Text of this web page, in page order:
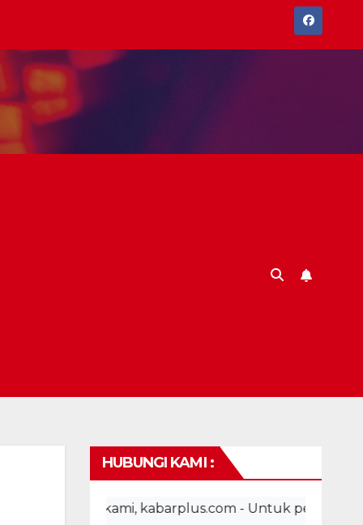
HUBUNGI KAMI :
kami, kabarplus.com - Untuk pemasangan